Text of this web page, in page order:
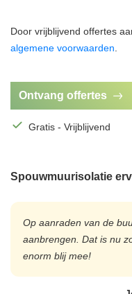
Door vrijblijvend offertes
algemene voorwaarden
Ontvang offertes
Gratis - Vrijblijvend
Spouwmuurisolatie
Op aanraden van de
aanbrengen. Dat is nu
enorm blij mee!